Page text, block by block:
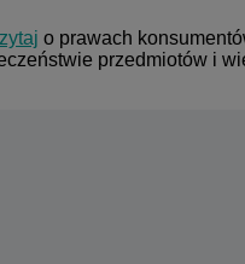
o prawach
przedmiotów i